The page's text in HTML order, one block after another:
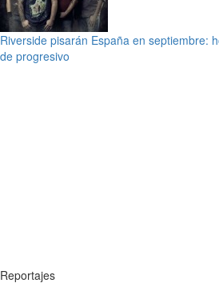
Riverside pisarán España en septiembre:
de progresivo
Reportajes